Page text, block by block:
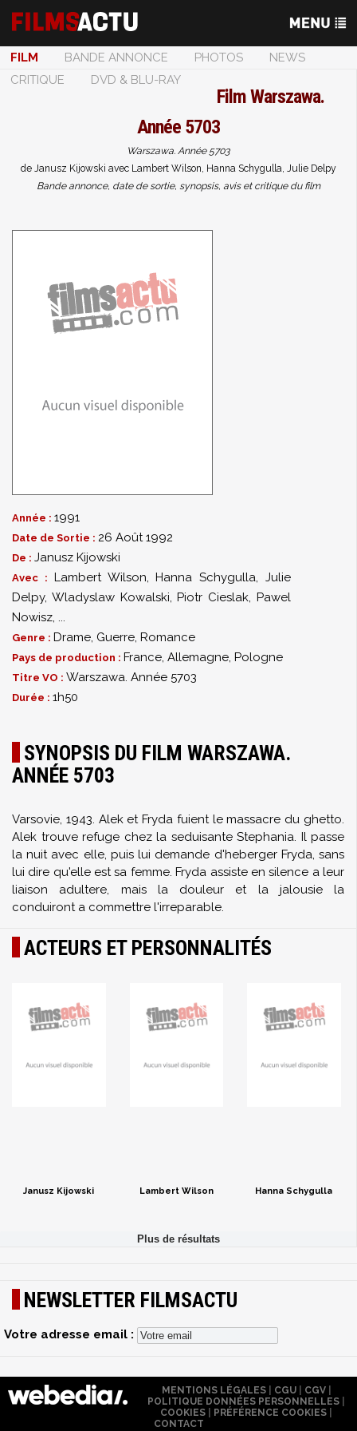
FILM BANDE ANNONCE PHOTOS
NEWS
CRITIQUE
DVD & BLU-RAY
FilmWarszawa.
Année 5703
Warszawa. Année 5703
de Janusz Kijowski avec Lambert Wilson, Hanna Schygulla, Julie Delpy
Bande annonce, date de sortie, synopsis, avis et critique du film
Année : 1991
Date de Sortie : 26 Août 1992
De : Janusz Kijowski
Avec : Lambert Wilson,Hanna Schygulla,Julie
Delpy, Wladyslaw Kowalski,Piotr Cieslak,Pawel
Nowisz, ...
Genre : Drame, Guerre, Romance
Pays de production : France, Allemagne, Pologne
Titre VO : Warszawa. Année 5703
Durée : 1h50
SYNOPSIS DU FILM WARSZAWA.
ANNÉE 5703
Varsovie, 1943. Alek et Fryda fuient le massacre du ghetto.
Alek trouve refuge chez la seduisante Stephania. Il passe
la nuit avec elle, puis lui demande d'heberger Fryda, sans
lui dire qu'elle est sa femme. Fryda assiste en silence a leur
liaison adultere, mais la douleur et la jalousie la
conduiront a commettre l'irreparable.
ACTEURS ET PERSONNALITÉS
Janusz Kijowski Lambert Wilson Hanna Schygulla
NEWSLETTER FILMSACTU
Votre adresse email :
MENTIONS LÉGALES| CGU| CGV|
POLITIQUE DONNÉES PERSONNELLES
COOKIES
PRÉFÉRENCE COOKIES
CONTACT